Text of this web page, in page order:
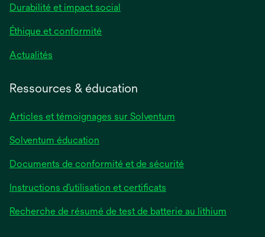
Durabilité et impact social
Éthique et conformité
Actualités
Ressources & éducation
Articles et témoignages sur Solventum
Solventum éducation
Documents de conformité et de sécurité
Instructions d’utilisation et certificats
Recherche de résumé de test de batterie au lithium